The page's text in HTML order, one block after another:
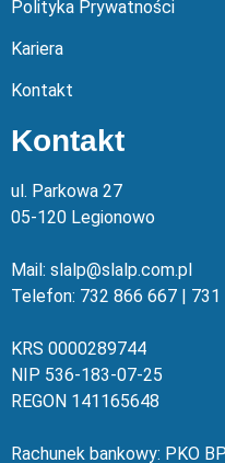
Polityka Prywatności
Kariera
Kontakt
Kontakt
ul. Parkowa 27
05-120 Legionowo
Mail: slalp@slalp.com.pl
Telefon: 732 866 667 | 731
KRS 0000289744
NIP 536-183-07-25
REGON 141165648
Rachunek bankowy: PKO